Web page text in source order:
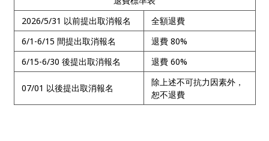
2026/5/31 以前提出取消報名
全額退費
6/1-6/15 間提出取消報名
退費 80%
6/15-6/30 後提出取消報名
退費 60%
07/01 以後提出取消報名
除上述不可抗力因素外，
恕不退費